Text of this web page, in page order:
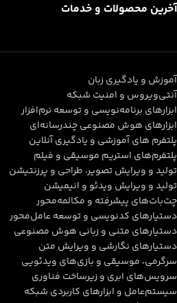
آخرین محصولات و خدمات
آموزش و یادگیری زبان
آنتی‌ویروس و امنیت شبکه
ابزارهای برنامه‌نویسی و توسعه نرم‌افزار
ابزارهای هوش مصنوعی چندرسانه‌ای
پلتفرم های آموزشی و یادگیری آنلاین
پلتفرم‌های استریم موسیقی و فیلم
تولید و ویرایش تصویر، طراحی و پرزنتیشن
تولید و ویرایش ویدئو و انیمیشن
چت‌بات‌های پیشرفته و مکالمه‌محور
دستیارهای کدنویسی و توسعه عامل‌محور
دستیارهای متنی و زبانی هوش مصنوعی
دستیارهای نگارشی و ویرایش متن
سرگرمی، موسیقی و بازی‌های ویدئویی
سرویس‌های ابری و زیرساخت فناوری
سیستم‌عامل و ابزارهای کاربردی شبکه